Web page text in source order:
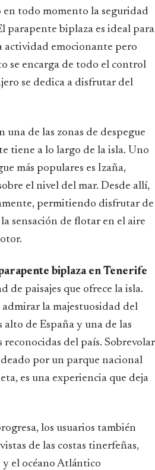
todo momento la seguridad
parapente biplaza es ideal para
actividad emocionante pero
se encarga de todo el control
se dedica a disfrutar del
una de las zonas de despegue
tiene a lo largo de la isla. Uno
más populares es Izaña,
el nivel del mar. Desde allí,
permitiendo disfrutar de
sensación de flotar en el aire
biplaza en Tenerife
de paisajes que ofrece la isla.
admirar la majestuosidad del
alto de España y una de las
reconocidas del país. Sobrevolar
por un parque nacional
es una experiencia que deja
los usuarios también
de las costas tinerfeñas,
y el océano Atlántico